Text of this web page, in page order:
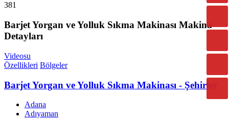
381
Barjet Yorgan ve Yolluk Sıkma Makinası Makina
Detayları
Videosu
Özellikleri Bölgeler
Barjet Yorgan ve Yolluk Sıkma Makinası - Şehirler
Adana
Adıyaman